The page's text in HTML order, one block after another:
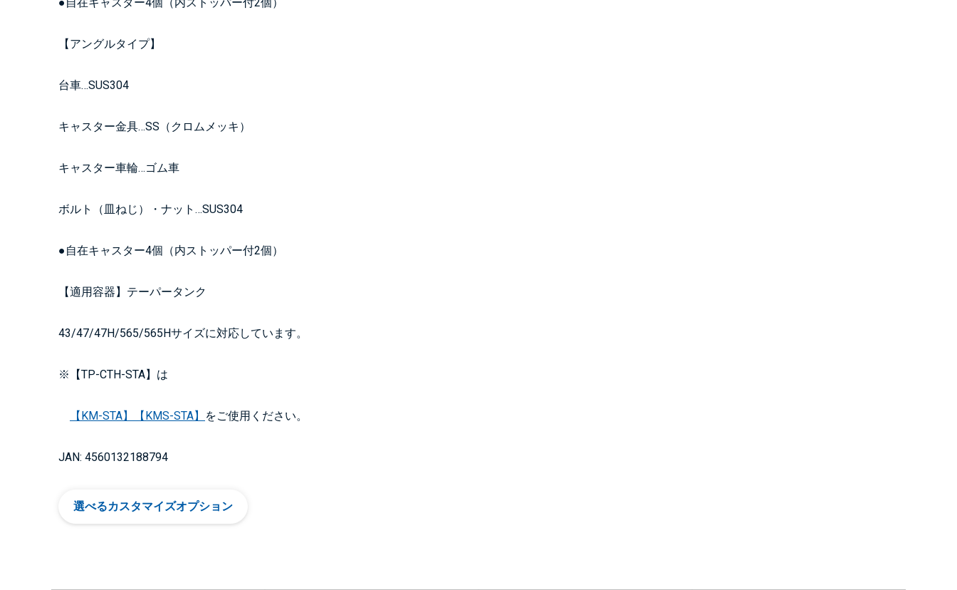
【アングルタイプ】
台車…SUS304
キャスター金具…SS（クロムメッキ）
キャスター車輪…ゴム車
ボルト（皿ねじ）・ナット…SUS304
●自在キャスター4個（内ストッパー付2個）
【適用容器】テーパータンク
43/47/47H/565/565Hサイズに対応しています。
※【TP-CTH-STA】は
【KM-STA】 【KMS-STA】 をご使用ください。
JAN: 4560132188794
選べるカスタマイズオプション